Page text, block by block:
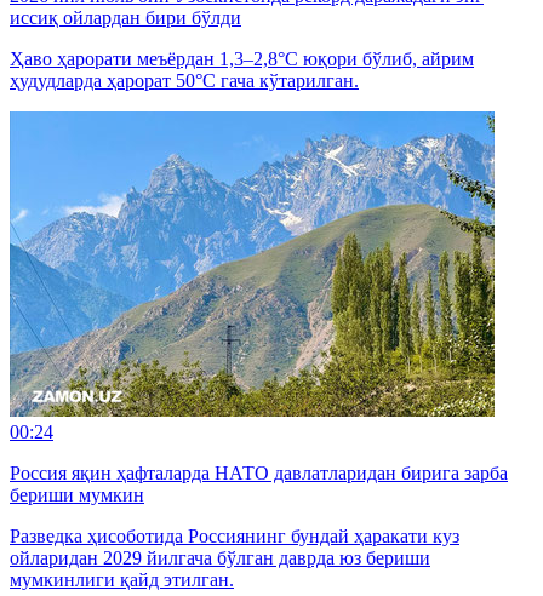
иссиқ ойлардан бири бўлди
Ҳаво ҳарорати меъёрдан 1,3–2,8°C юқори бўлиб, айрим
ҳудудларда ҳарорат 50°C гача кўтарилган.
00:24
Россия яқин ҳафталарда НАТО давлатларидан бирига зарба
бериши мумкин
Разведка ҳисоботида Россиянинг бундай ҳаракати куз
ойларидан 2029 йилгача бўлган даврда юз бериши
мумкинлиги қайд этилган.